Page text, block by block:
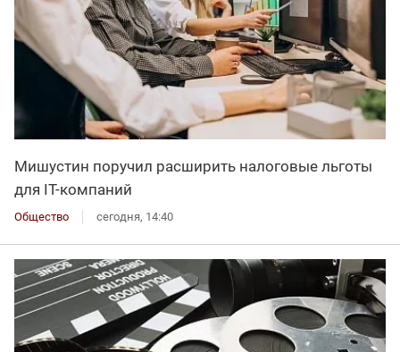
Мишустин поручил расширить налоговые льготы
для IT-компаний
Общество сегодня, 14:40